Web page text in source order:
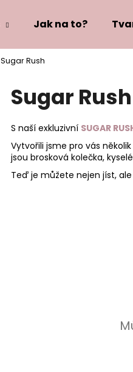
Jak na to?
Sugar Rush
Sugar Rush
S naší exkluzivní SUGAR
Vytvořili jsme pro vás
jsou brosková kolečka,
Teď je můžete nejen jíst,
Co potřebujete